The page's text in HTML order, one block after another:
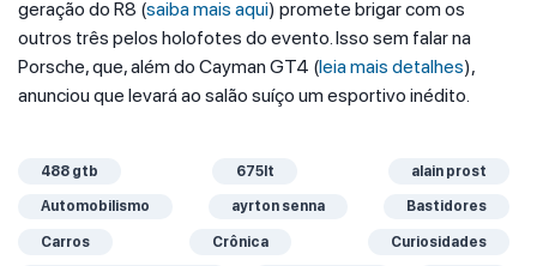
geração do R8 (saiba mais aqui) promete brigar com os
outros três pelos holofotes do evento. Isso sem falar na
Porsche, que, além do Cayman GT4 (leia mais detalhes),
anunciou que levará ao salão suíço um esportivo inédito.
488 gtb 675lt alain prost
Automobilismo ayrton senna Bastidores
Carros Crônica Curiosidades